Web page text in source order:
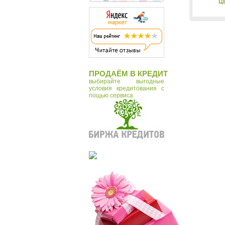
ПРОДАЁМ В КРЕДИТ
выбирайте выгодные
условия кредитования с
пощью сервиса